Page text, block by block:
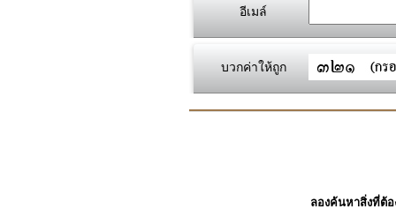
อีเมล์
บวกค่าให้ถูก
ลองค้นหาสิ่งที่ต้อ